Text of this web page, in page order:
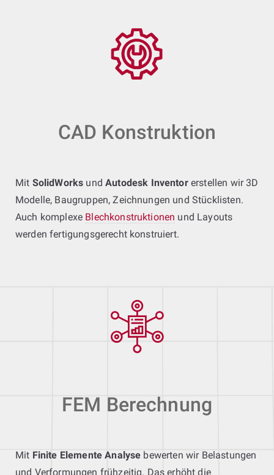
CAD Konstruktion
Mit SolidWorks undAutodesk Inventorerstellen wir 3D
Modelle, Baugruppen, Zeichnungen und Stücklisten.
Auch komplexe Blechkonstruktionen und Layouts
werden fertigungsgerecht konstruiert.
FEM Berechnung
Mit Finite Elemente Analyse bewerten wir Belastungen
und Verformungen frühzeitig. Das erhöht die